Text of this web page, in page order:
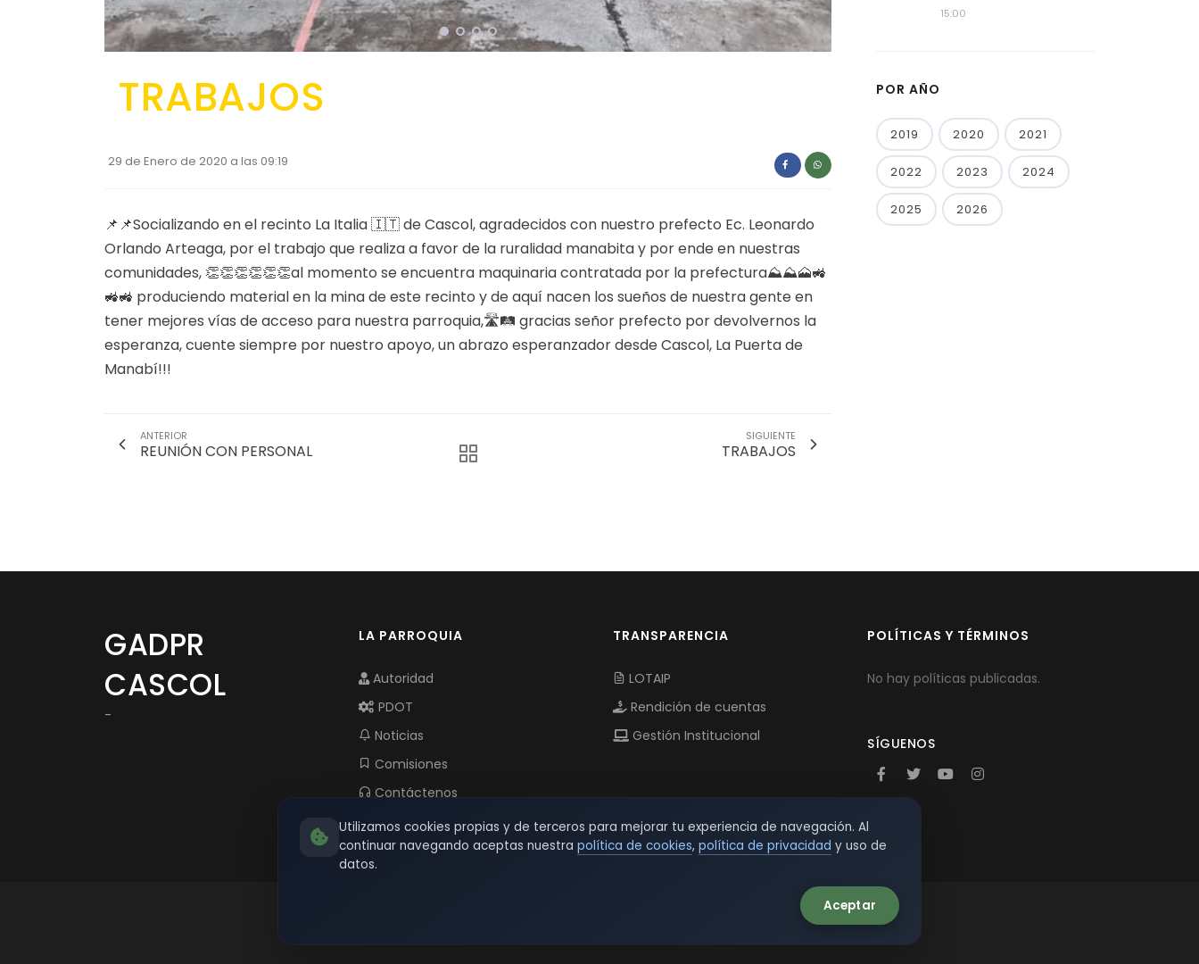
TRABAJOS
29 de Enero de 2020 a las 09:19
📌📌Socializando en el recinto La Italia 🇮🇹 de Cascol, agradecidos con nuestro prefecto Ec. Leonardo
Orlando Arteaga, por el trabajo que realiza a favor de la ruralidad manabita y por ende en nuestras
comunidades, 👏👏👏👏👏👏al momento se encuentra maquinaria contratada por la prefectura⛰⛰🗻🚜
🚜🚜 produciendo material en la mina de este recinto y de aquí nacen los sueños de nuestra gente en
tener mejores vías de acceso para nuestra parroquia,🛣🛤 gracias señor prefecto por devolvernos la
esperanza, cuente siempre por nuestro apoyo, un abrazo esperanzador desde Cascol, La Puerta de
Manabí!!!
ANTERIOR
REUNIÓN CON PERSONAL
SIGUIENTE
TRABAJOS
15:00
POR AÑO
2019 2020 2021
2022 2023 2024
2025 2026
GADPR
CASCOL
-
LA PARROQUIA
Autoridad
PDOT
Noticias
Comisiones
Contáctenos
TRANSPARENCIA
LOTAIP
Rendición de cuentas
Gestión Institucional
POLÍTICAS Y TÉRMINOS
No hay políticas publicadas.
SÍGUENOS
Utilizamos cookies propias y de terceros para mejorar tu experiencia de navegación. Al
continuar navegando aceptas nuestra política de cookies, política de privacidad y uso de
datos.
Aceptar